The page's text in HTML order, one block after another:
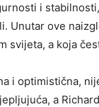
i
Unutar ove
svijeta, a koja
i optimistična,
a